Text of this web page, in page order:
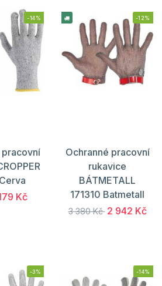
-14%
pracovní
Kč
-12%
Ochranné pracovní
rukavice
BÁTMETALL
171310 Batmetall
3 380 Kč 2 942 Kč
-3% -14%